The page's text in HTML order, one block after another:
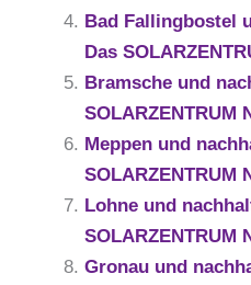
Bad Fallingbostel
Das
Bramsche und
SOLARZENTRUM
Meppen und
SOLARZENTRUM
Lohne und
SOLARZENTRUM
Gronau und